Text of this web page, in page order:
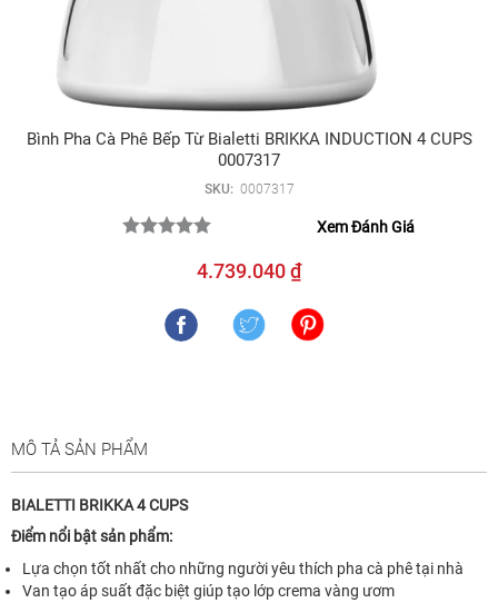
Bình Pha Cà Phê Bếp Từ Bialetti BRIKKA INDUCTION 4 CUPS
0007317
SKU: 0007317
Xem Đánh Giá
4.739.040 ₫
MÔ TẢ SẢN PHẨM
BIALETTI BRIKKA 4 CUPS
Điểm nổi bật sản phẩm:
Lựa chọn tốt nhất cho những người yêu thích pha cà phê tại nhà
Van tạo áp suất đặc biệt giúp tạo lớp crema vàng ươm